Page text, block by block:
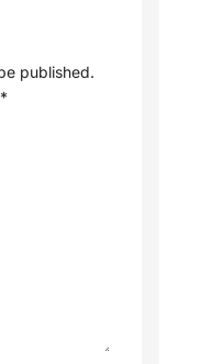
published.
*